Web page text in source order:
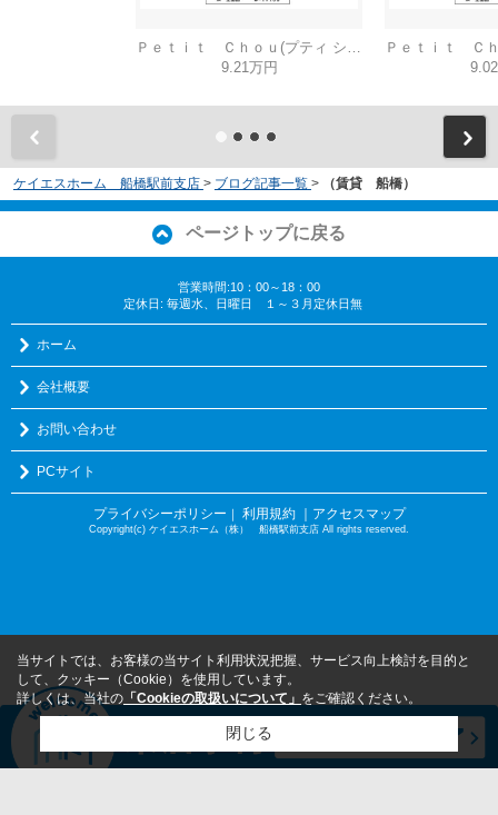
9.21万円
ケイエスホーム 船橋駅前支店 > ブログ記事一覧 > （賃貸 船橋）
ページトップに戻る
営業時間:10：00～18：00
定休日: 毎週水、日曜日 １～３月定休日無
ホーム
会社概要
お問い合わせ
PCサイト
プライバシーポリシー ｜ 利用規約 ｜アクセスマップ
Copyright(c) ケイエスホーム（株） 船橋駅前支店 All rights reserved.
当サイトでは、お客様の当サイト利用状況把握、サービス向上検討を目的と
して、クッキー（Cookie）を使用しています。
詳しくは、当社の 「Cookieの取扱いについて」 をご確認ください。
閉じる